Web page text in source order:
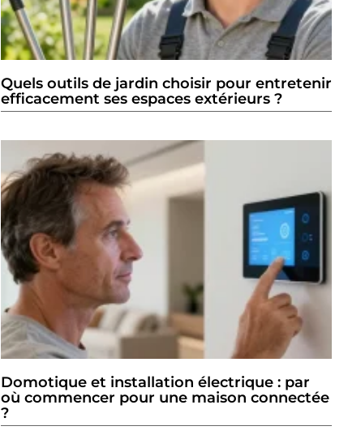
Quels outils de jardin choisir pour entretenir
efficacement ses espaces extérieurs ?
Domotique et installation électrique : par
où commencer pour une maison connectée
?